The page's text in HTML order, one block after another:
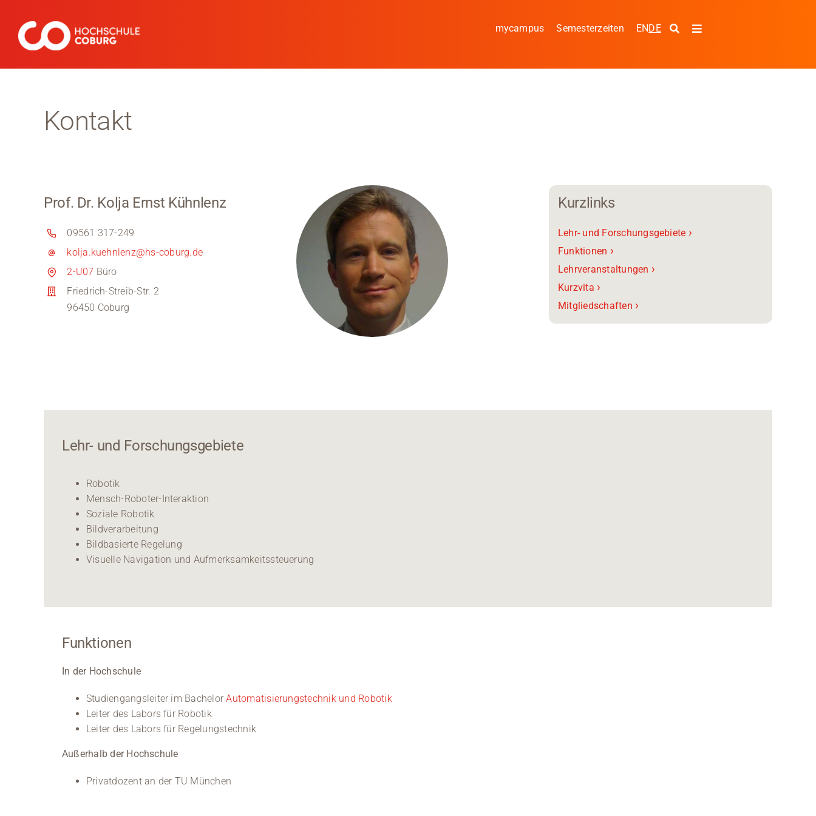
Inhalt
springen
mycampus Semesterzeiten ENDE
Toggle
Studieren
Entdecke die Region
Informationen für …
Kontakt
Medien
Kontakt
Prof. Dr. Kolja Ernst Kühnlenz
09561 317-249
kolja.kuehnlenz@hs-coburg.de
2-U07 Büro
Friedrich-Streib-Str. 2
96450 Coburg
Kurzlinks
Lehr- und Forschungsgebiete ›
Funktionen ›
Lehrveranstaltungen ›
Kurzvita ›
Mitgliedschaften ›
Lehr- und Forschungsgebiete
Robotik
Mensch-Roboter-Interaktion
Soziale Robotik
Bildverarbeitung
Bildbasierte Regelung
Visuelle Navigation und Aufmerksamkeitssteuerung
Funktionen
In der Hochschule
Studiengangsleiter im BachelorAutomatisierungstechnik und Robotik
Leiter des Labors für Robotik
Leiter des Labors für Regelungstechnik
Außerhalb der Hochschule
Privatdozent an der TU München